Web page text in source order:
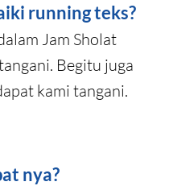
running teks?
Jam Sholat
Begitu juga
kami tangani.
nya?